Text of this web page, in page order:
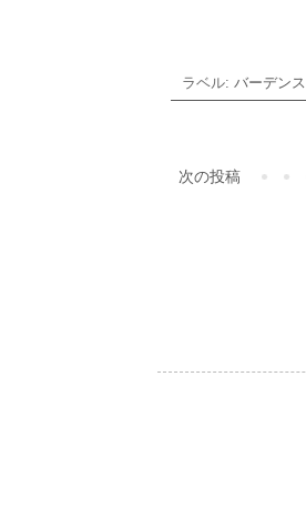
ラベル: バーデンス
次の投稿